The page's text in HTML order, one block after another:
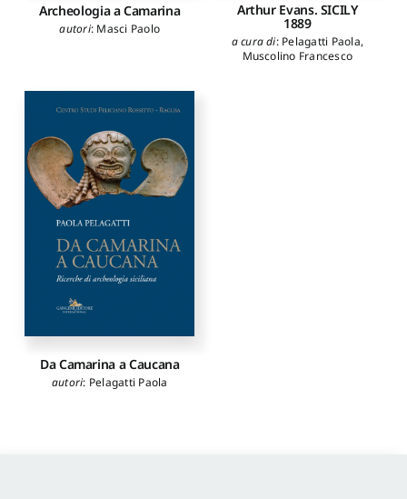
Archeologia a Camarina
autori: Masci Paolo
Arthur Evans. SICILY
1889
a cura di: Pelagatti Paola,
Muscolino Francesco
Da Camarina a Caucana
autori: Pelagatti Paola